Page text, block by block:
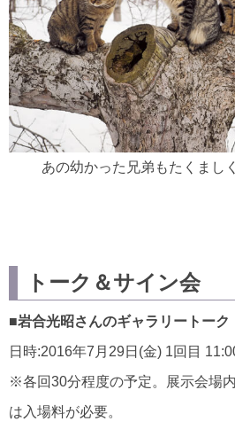
あの幼かった兄弟もたくまし
トーク＆サイン会
■岩合光昭さんのギャラリートーク
日時:2016年7月29日(金) 1回目
※各回30分程度の予定。展示会場
は入場料が必要。